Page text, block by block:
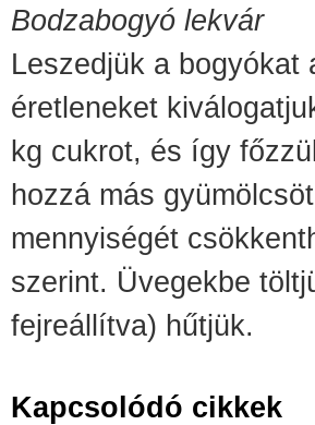
Bodzabogyó lekvár
Leszedjük a bogyókat
éretleneket
kg cukrot, és így
hozzá más
mennyiségét
szerint. Üvegekbe
fejreállítva) hűtjük.
Kapcsolódó cikkek